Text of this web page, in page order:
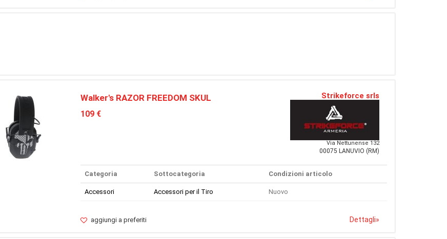
Walker's RAZOR FREEDOM SKUL
109 €
Strikeforce srls
Via Nettunense 132
00075 LANUVIO (RM)
Categoria Sottocategoria Condizioni articolo
Accessori Accessori per il Tiro Nuovo
aggiungi a preferiti Dettagli»